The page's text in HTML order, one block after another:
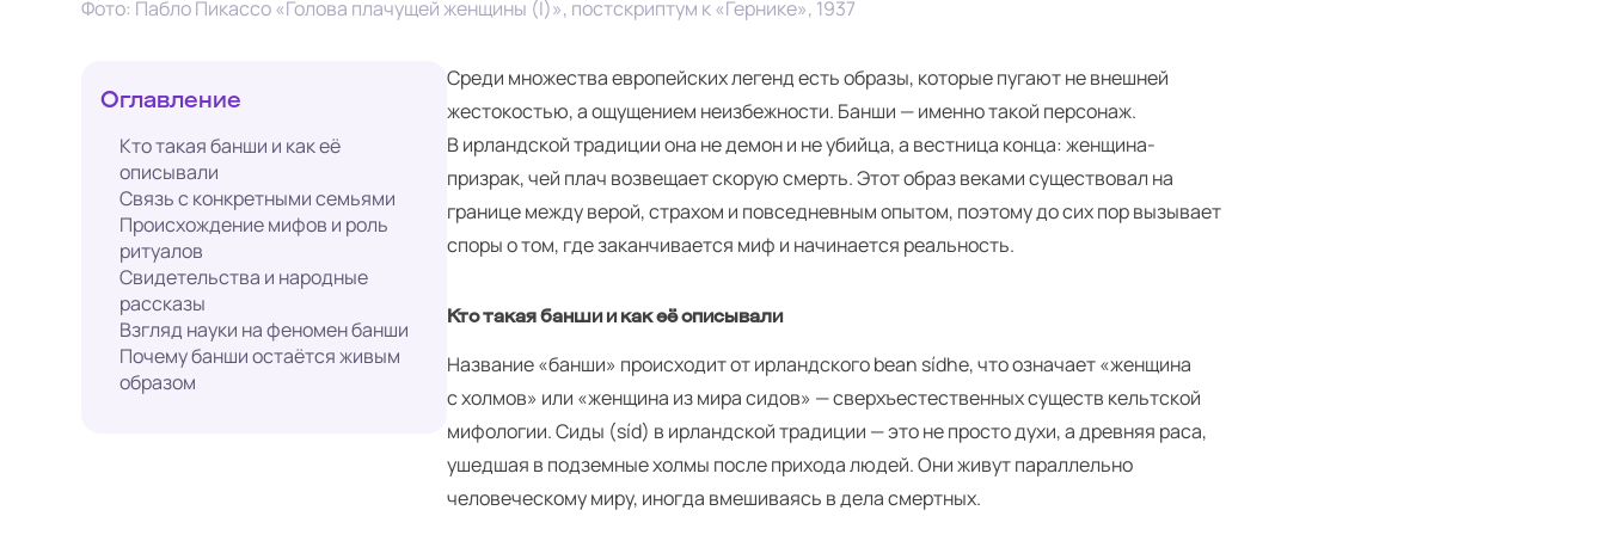
Фото: Пабло Пикассо «Голова плачущей женщины (I)», постскриптум к «Гернике», 1937
Оглавление
Кто такая банши и как её
описывали
Связь с конкретными семьями
Происхождение мифов и роль
ритуалов
Свидетельства и народные
рассказы
Взгляд науки на феномен банши
Почему банши остаётся живым
образом
Среди множества европейских легенд есть образы, которые пугают не внешней
жестокостью, а ощущением неизбежности. Банши — именно такой персонаж.
В ирландской традиции она не демон и не убийца, а вестница конца: женщина-
призрак, чей плач возвещает скорую смерть. Этот образ веками существовал на
границе между верой, страхом и повседневным опытом, поэтому до сих пор вызывает
споры о том, где заканчивается миф и начинается реальность.
Кто такая банши и как её описывали
Название «банши» происходит от ирландского bean síd­he, что означает «женщина
с холмов» или «женщина из мира сидов» — сверхъестественных существ кельтской
мифологии. Сиды (síd) в ирландской традиции — это не просто духи, а древняя раса,
ушедшая в подземные холмы после прихода людей. Они живут параллельно
человеческому миру, иногда вмешиваясь в дела смертных.